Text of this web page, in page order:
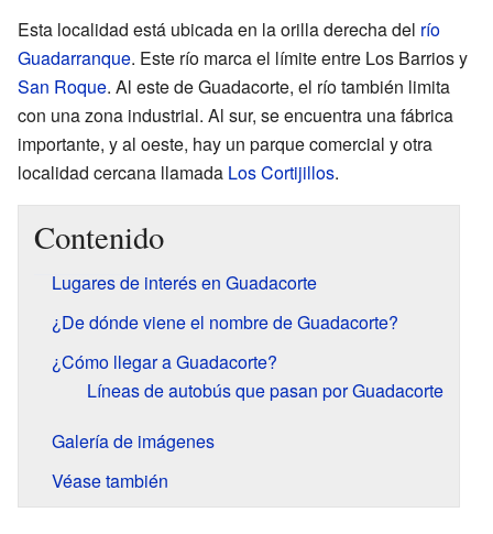
Esta localidad está ubicada en la orilla derecha del río
Guadarranque. Este río marca el límite entre Los Barrios y
San Roque. Al este de Guadacorte, el río también limita
con una zona industrial. Al sur, se encuentra una fábrica
importante, y al oeste, hay un parque comercial y otra
localidad cercana llamada Los Cortijillos.
Contenido
Lugares de interés en Guadacorte
¿De dónde viene el nombre de Guadacorte?
¿Cómo llegar a Guadacorte?
Líneas de autobús que pasan por Guadacorte
Galería de imágenes
Véase también